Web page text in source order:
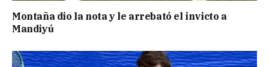
Montaña dio la nota y le arrebató el invicto a
Mandiyú